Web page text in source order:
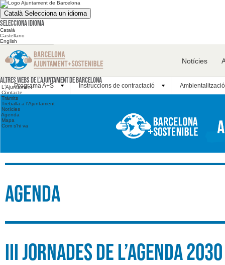
Català Selecciona un idioma
Selecciona idioma
Català
Castellano
English
Cerca en el web
Cerca en el web
Altres webs
Altres webs de l'Ajuntament de Barcelona
L'Ajuntament
Contacte
Tràmits
Treballa a l'Ajuntament
Notícies
Agenda
Mapa
Com s'hi va
Notícies
Programa A+S Instruccions de contractació
Agenda
III Jornades de l’Agenda 2030